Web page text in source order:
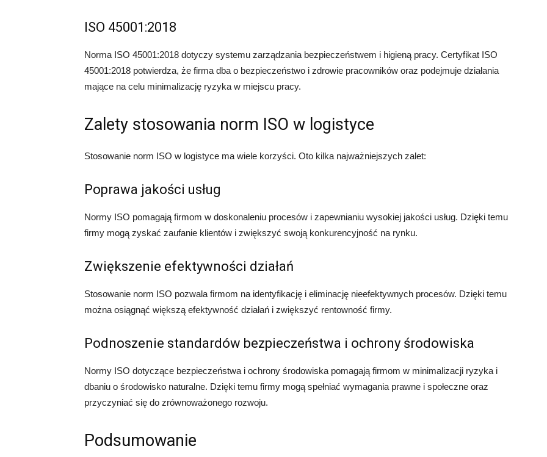
ISO 45001:2018
Norma ISO 45001:2018 dotyczy systemu zarządzania bezpieczeństwem i higieną pracy. Certyfikat ISO
45001:2018 potwierdza, że firma dba o bezpieczeństwo i zdrowie pracowników oraz podejmuje działania
mające na celu minimalizację ryzyka w miejscu pracy.
Zalety stosowania norm ISO w logistyce
Stosowanie norm ISO w logistyce ma wiele korzyści. Oto kilka najważniejszych zalet:
Poprawa jakości usług
Normy ISO pomagają firmom w doskonaleniu procesów i zapewnianiu wysokiej jakości usług. Dzięki temu
firmy mogą zyskać zaufanie klientów i zwiększyć swoją konkurencyjność na rynku.
Zwiększenie efektywności działań
Stosowanie norm ISO pozwala firmom na identyfikację i eliminację nieefektywnych procesów. Dzięki temu
można osiągnąć większą efektywność działań i zwiększyć rentowność firmy.
Podnoszenie standardów bezpieczeństwa i ochrony środowiska
Normy ISO dotyczące bezpieczeństwa i ochrony środowiska pomagają firmom w minimalizacji ryzyka i
dbaniu o środowisko naturalne. Dzięki temu firmy mogą spełniać wymagania prawne i społeczne oraz
przyczyniać się do zrównoważonego rozwoju.
Podsumowanie